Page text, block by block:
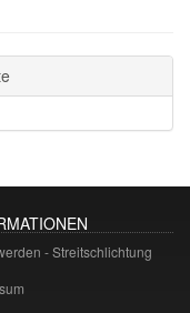
- Streitschlichtung